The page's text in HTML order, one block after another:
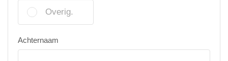
Overig.
Achternaam